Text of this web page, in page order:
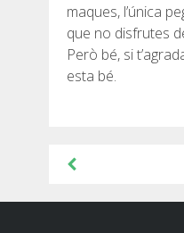
8 ETAPES
7 ETAPES
SELECCIÓ D’ETAPES
maques, l’única
que no disfrutes
Però bé, si
esta bé.
Navegació
d'entrades